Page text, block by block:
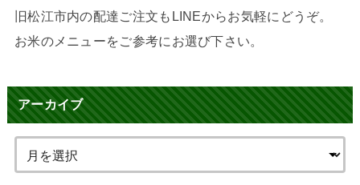
旧松江市内の配達ご注文もLINEからお気軽にどうぞ。
お米のメニューをご参考にお選び下さい。
アーカイブ